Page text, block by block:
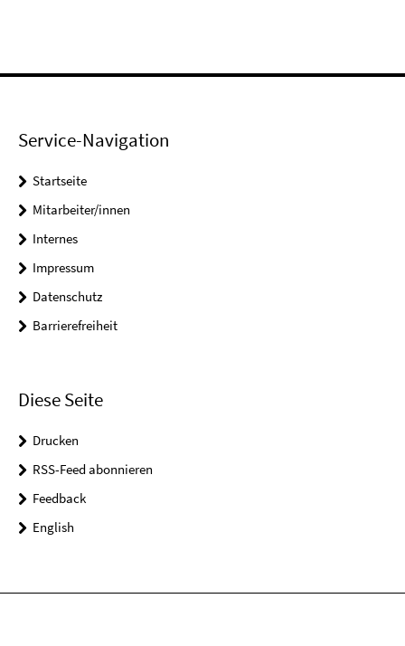
Service-Navigation
Startseite
Mitarbeiter/innen
Internes
Impressum
Datenschutz
Barrierefreiheit
Diese Seite
Drucken
RSS-Feed abonnieren
Feedback
English